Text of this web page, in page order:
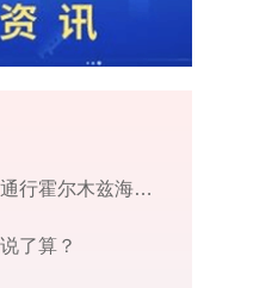
兹海峡 对违规者重罚
了算？